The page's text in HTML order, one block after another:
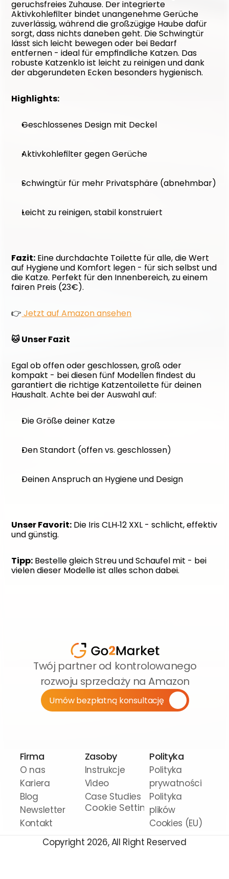
geruchsfreies Zuhause. Der integrierte
Aktivkohlefilter bindet unangenehme Gerüche
zuverlässig, während die großzügige Haube dafür
sorgt, dass nichts daneben geht. Die Schwingtür
lässt sich leicht bewegen oder bei Bedarf
entfernen - ideal für empfindliche Katzen. Das
robuste Katzenklo ist leicht zu reinigen und dank
der abgerundeten Ecken besonders hygienisch.
Highlights:
Geschlossenes Design mit Deckel
Aktivkohlefilter gegen Gerüche
Schwingtür für mehr Privatsphäre (abnehmbar)
Leicht zu reinigen, stabil konstruiert
Fazit: Eine durchdachte Toilette für alle, die Wert
auf Hygiene und Komfort legen - für sich selbst und
die Katze. Perfekt für den Innenbereich, zu einem
fairen Preis (23€).
👉 Jetzt auf Amazon ansehen
🐱 Unser Fazit
Egal ob offen oder geschlossen, groß oder
kompakt - bei diesen fünf Modellen findest du
garantiert die richtige Katzentoilette für deinen
Haushalt. Achte bei der Auswahl auf:
Die Größe deiner Katze
Den Standort (offen vs. geschlossen)
Deinen Anspruch an Hygiene und Design
Unser Favorit: Die Iris CLH‑12 XXL - schlicht, effektiv
und günstig.
Tipp: Bestelle gleich Streu und Schaufel mit - bei
vielen dieser Modelle ist alles schon dabei.
Twój partner od kontrolowanego
rozwoju sprzedaży na Amazon
Umów bezpłatną konsultację
Firma
O nas
Kariera
Blog
Newsletter
Kontakt
Zasoby
Instrukcje
Video
Case Studies
Cookie Settings
Polityka
Polityka
prywatności
Polityka
plików
Cookies (EU)
Copyright 2026, All Right Reserved